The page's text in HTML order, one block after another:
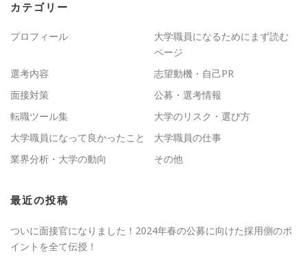
カテゴリー
プロフィール
大学職員になるためにまず読む
ページ
選考内容
志望動機・自己PR
面接対策
公募・選考情報
転職ツール集
大学のリスク・選び方
大学職員になって良かったこと
大学職員の仕事
業界分析・大学の動向
その他
最近の投稿
ついに面接官になりました！2024年春の公募に向けた採用側のポ
イントを全て伝授！